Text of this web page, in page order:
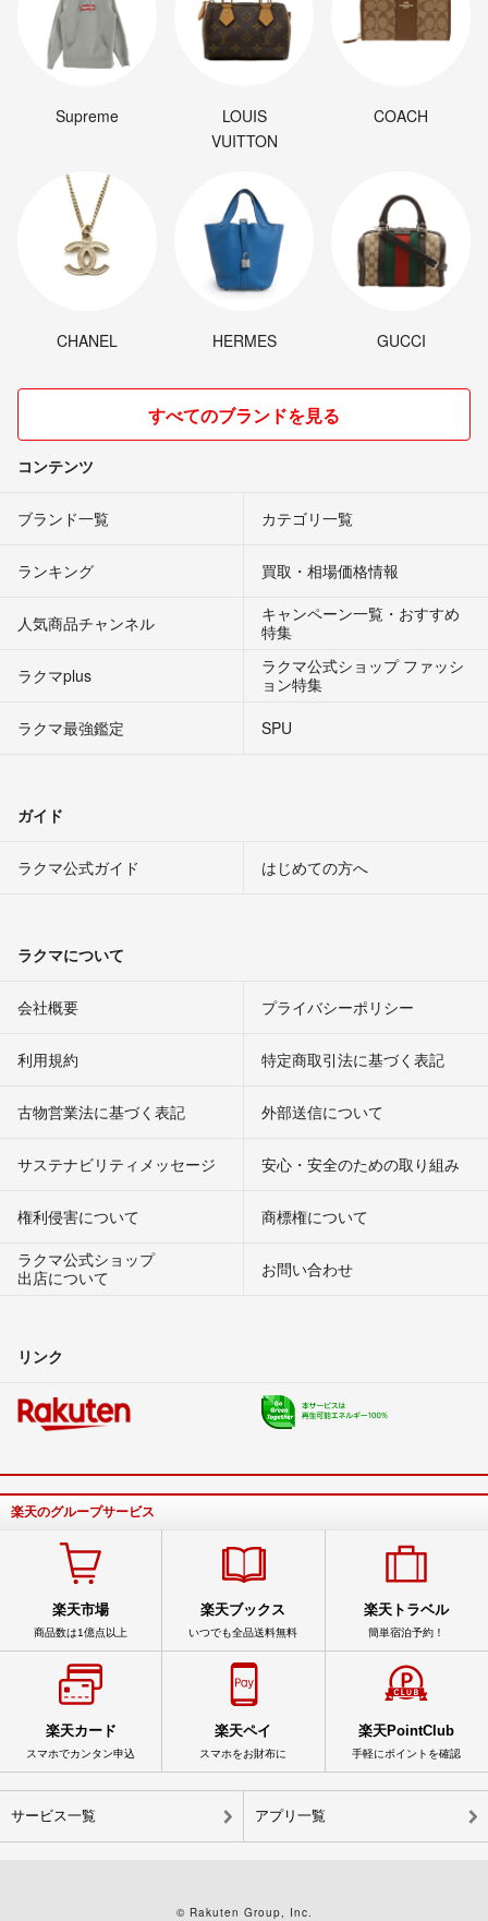
Supreme
LOUIS
VUITTON
COACH
CHANEL HERMES GUCCI
すべてのブランドを見る
コンテンツ
ブランド一覧 カテゴリ一覧
ランキング 買取・相場価格情報
人気商品チャンネル
キャンペーン一覧・おすすめ
特集
ラクマplus
ラクマ公式ショップ ファッシ
ョン特集
ラクマ最強鑑定
SPU
ガイド
ラクマ公式ガイド はじめての方へ
ラクマについて
会社概要 プライバシーポリシー
利用規約 特定商取引法に基づく表記
古物営業法に基づく表記 外部送信について
サステナビリティメッセージ 安心・安全のための取り組み
権利侵害について
商標権について
ラクマ公式ショップ
出店について
お問い合わせ
リンク
楽天のグループサービス
楽天市場
商品数は1億点以上
楽天ブックス
いつでも全品送料無料
楽天トラベル
簡単宿泊予約！
楽天カード
スマホでカンタン申込
楽天ペイ
スマホをお財布に
楽天PointClub
手軽にポイントを確認
サービス一覧 アプリ一覧
© Rakuten Group, Inc.